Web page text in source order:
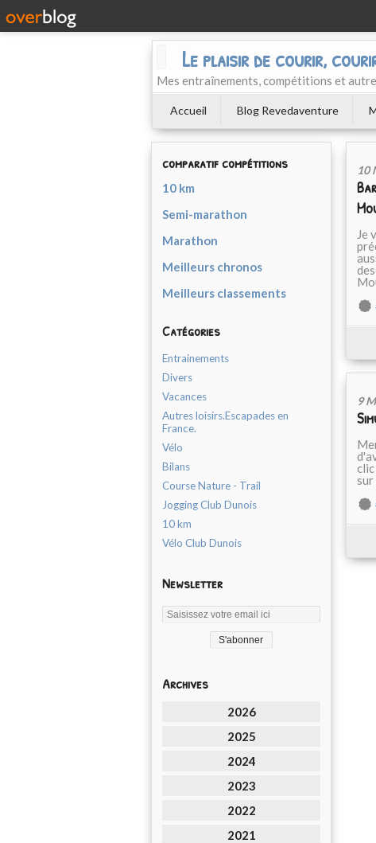
Le plaisir de courir,
Mes entraînements, compétitions et
Accueil Blog Revedaventure
comparatif compétitions
10 km
Semi-marathon
Marathon
Meilleurs chronos
Meilleurs classements
Catégories
Entrainements
Divers
Vacances
Autres loisirs.Escapades en
France.
Vélo
Bilans
Course Nature - Trail
Jogging Club Dunois
10 km
Vélo Club Dunois
Newsletter
Archives
2026
2025
2024
2023
2022
2021
10
Je
9
sur